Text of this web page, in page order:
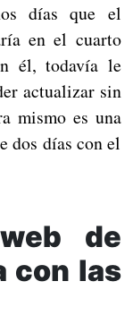
días que el
en el cuarto
él, todavía le
actualizar sin
mismo es una
dos días con el
de
con las